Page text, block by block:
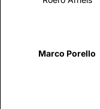
Marco Porello